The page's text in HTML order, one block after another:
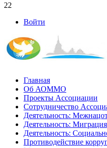
22
Войти
Главная
Об АОММО
Проекты Ассоциации
Сотрудничество
Деятельность:
Деятельность: Миграция
Деятельность:
Противодействие